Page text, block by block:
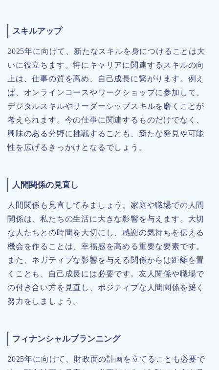
スキルアップ
2025年に向けて、新たなスキルを身につけることは大
いに役立ちます。特にキャリアに関連するスキルの向
上は、仕事の質を高め、自己成長に繋がります。例え
ば、オンラインコースやワークショップに参加して、
デジタルスキルやリーダーシップスキルを磨くことが
考えられます。今の仕事に関連するものだけでなく、
興味のある分野に挑戦することも、新たな発見や可能
性を広げるきっかけとなるでしょう。
人間関係の見直し
人間関係も見直してみましょう。家庭や職場での人間
関係は、私たちの生活に大きな影響を与えます。大切
な人たちとの時間を大切にし、感謝の気持ちを伝える
機会を作ることは、幸福感を高める重要な要素です。
また、ネガティブな影響を与える関係からは距離を置
くことも、自己成長には必要です。友人関係や職場で
の付き合い方を見直し、ポジティブな人間関係を築く
努力をしましょう。
フィナンシャルプランニング
2025年に向けて、財政面の計画を立てることも必要で